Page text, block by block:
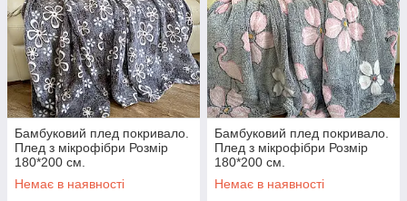
Бамбуковий плед покривало.
Плед з мікрофібри Розмір
180*200 см.
Немає в наявності
Бамбуковий плед покривало.
Плед з мікрофібри Розмір
180*200 см.
Немає в наявності